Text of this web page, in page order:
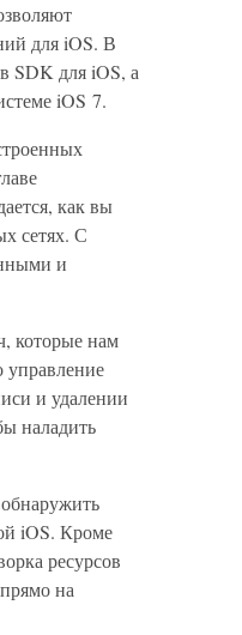
для iOS. В
SDK для iOS, а
iOS 7.
как вы
сетях. С
и
которые нам
управление
и удалении
наладить
iOS. Кроме
ресурсов
на